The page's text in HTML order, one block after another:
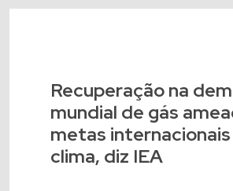
Recuperação na
mundial de gás
metas
clima, diz IEA